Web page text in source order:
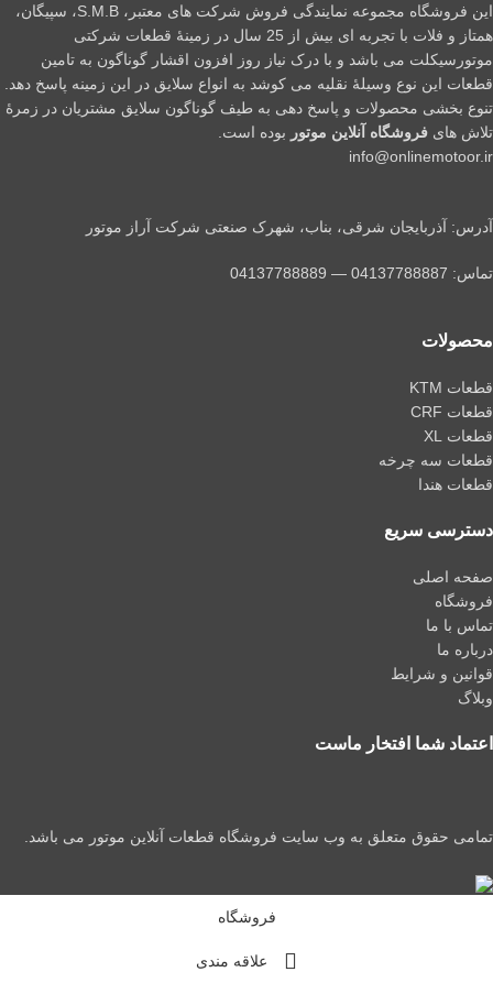
این فروشگاه مجموعه نمایندگی فروش شرکت های معتبر، S.M.B، سپیگان،
همتاز و فلات با تجربه ای بیش از 25 سال در زمینۀ قطعات شرکتی
موتورسیکلت می باشد و با درک نیاز روز افزون اقشار گوناگون به تامین
قطعات این نوع وسیلۀ نقلیه می کوشد به انواع سلایق در این زمینه پاسخ دهد.
تنوع بخشی محصولات و پاسخ دهی به طیف گوناگون سلایق مشتریان در زمرۀ
تلاش های فروشگاه آنلاین موتور بوده است.
info@onlinemotoor.ir
آدرس: آذربایجان شرقی، بناب، شهرک صنعتی شرکت آراز موتور
تماس: 04137788887 — 04137788889
محصولات
قطعات KTM
قطعات CRF
قطعات XL
قطعات سه چرخه
قطعات هندا
دسترسی سریع
صفحه اصلی
فروشگاه
تماس با ما
درباره ما
قوانین و شرایط
وبلاگ
اعتماد شما افتخار ماست
تمامی حقوق متعلق به وب سایت فروشگاه قطعات آنلاین موتور می باشد.
فروشگاه
علاقه مندی